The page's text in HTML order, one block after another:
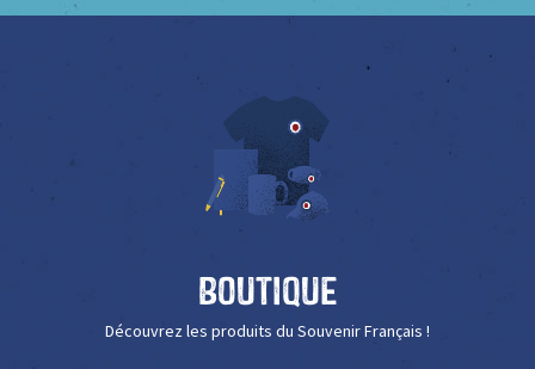
Boutique
Découvrez les produits du Souvenir Français !